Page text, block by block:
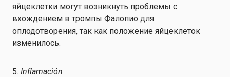
яйцеклетки могут возникнуть проблемы с
вхождением в тромпы Фалопио для
оплодотворения, так как положение яйцеклеток
изменилось.
5. Inflamación